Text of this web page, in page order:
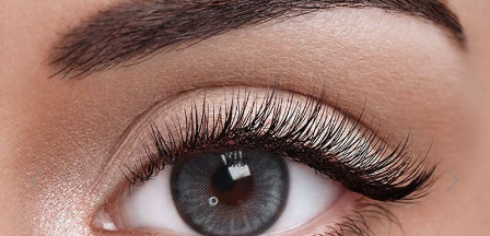
Previous Next